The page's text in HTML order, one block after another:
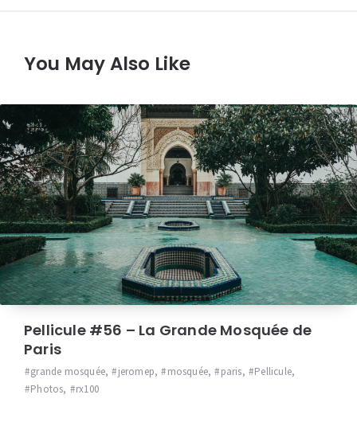
You May Also Like
Pellicule #56 – La Grande Mosquée de
Paris
grande mosquée, jeromep, mosquée, paris, Pellicule,
Photos, rx100